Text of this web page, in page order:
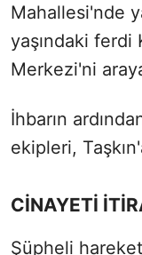
Mahallesi'nde
yaşındaki ferdi
Merkezi'ni
İhbarın
ekipleri,
CİNAYETİ
Şüpheli